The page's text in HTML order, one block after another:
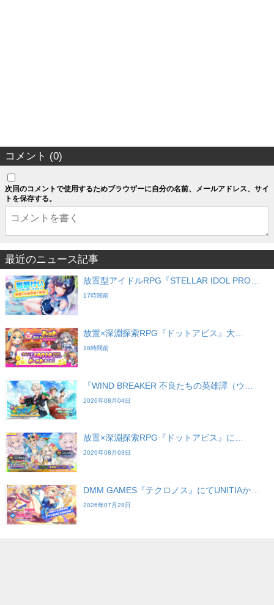
コメント (0)
次回のコメントで使用するためブラウザーに自分の名前、メールアドレス、サイ
トを保存する。
最近のニュース記事
放置型アイドルRPG『STELLAR IDOL PRO…
17時間前
放置×深淵探索RPG『ドットアビス』大…
18時間前
『WIND BREAKER 不良たちの英雄譚（ウ…
2026年08月04日
放置×深淵探索RPG『ドットアビス』に…
2026年08月03日
DMM GAMES『テクロノス』にてUNITIAか…
2026年07月28日